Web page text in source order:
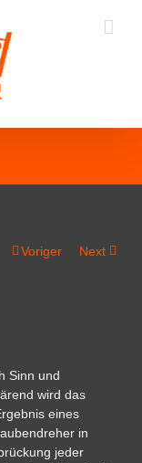
Voriger Next
Sinn und
wird das
eines
in
jeder